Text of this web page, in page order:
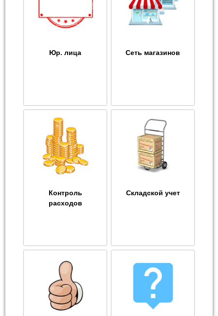
Юр. лица Сеть магазинов
Контроль
расходов
Складской учет